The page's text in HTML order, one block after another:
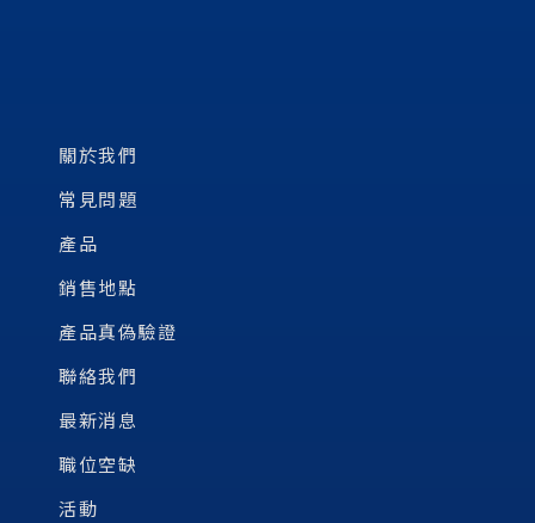
關於我們
常見問題
產品
銷售地點
產品真偽驗證
聯絡我們
最新消息
職位空缺
活動